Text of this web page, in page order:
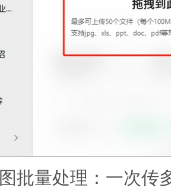
量处理：一次传